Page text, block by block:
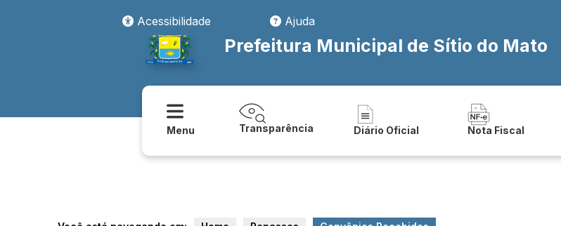
Acessibilidade Ajuda
Prefeitura Municipal de Sítio do Mato
Menu Transparência Diário Oficial Nota Fiscal